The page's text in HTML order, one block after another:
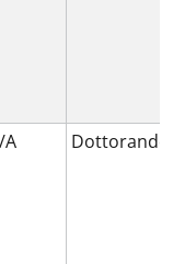
A Dottorando